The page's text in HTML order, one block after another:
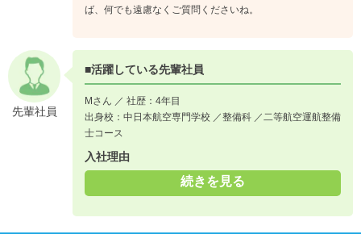
ば、何でも遠慮なくご質問くださいね。
先輩社員
■活躍している先輩社員
Mさん ／ 社歴：4年目
出身校：中日本航空専門学校 ／整備科 ／二等航空運航整備
士コース
入社理由
続きを見る